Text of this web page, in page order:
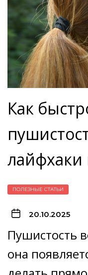
Как
ПОЛЕЗНЫЕ СТАТЬИ
20.10.2025
Пушистость
она